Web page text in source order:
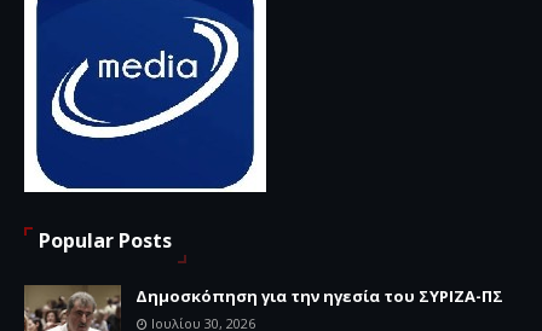
Popular Posts
Δημοσκόπηση για την ηγεσία του ΣΥΡΙΖΑ-ΠΣ
Ιουλίου 30, 2026